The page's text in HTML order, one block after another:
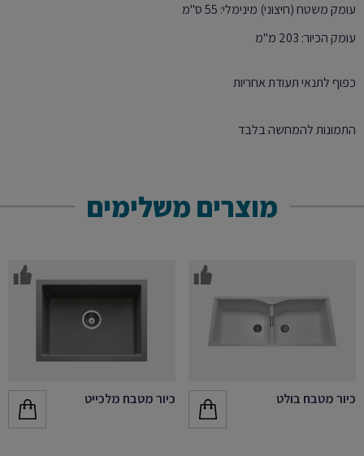
עומק משטח (חיצוני) מינימלי: 55 ס"מ
עומק הכיור: 203 מ"מ
כפוף לתנאי תעודת אחריות
התמונות להמחשה בלבד
מוצרים משלימים
כיור מטבח בולט כיור מטבח מלכייט